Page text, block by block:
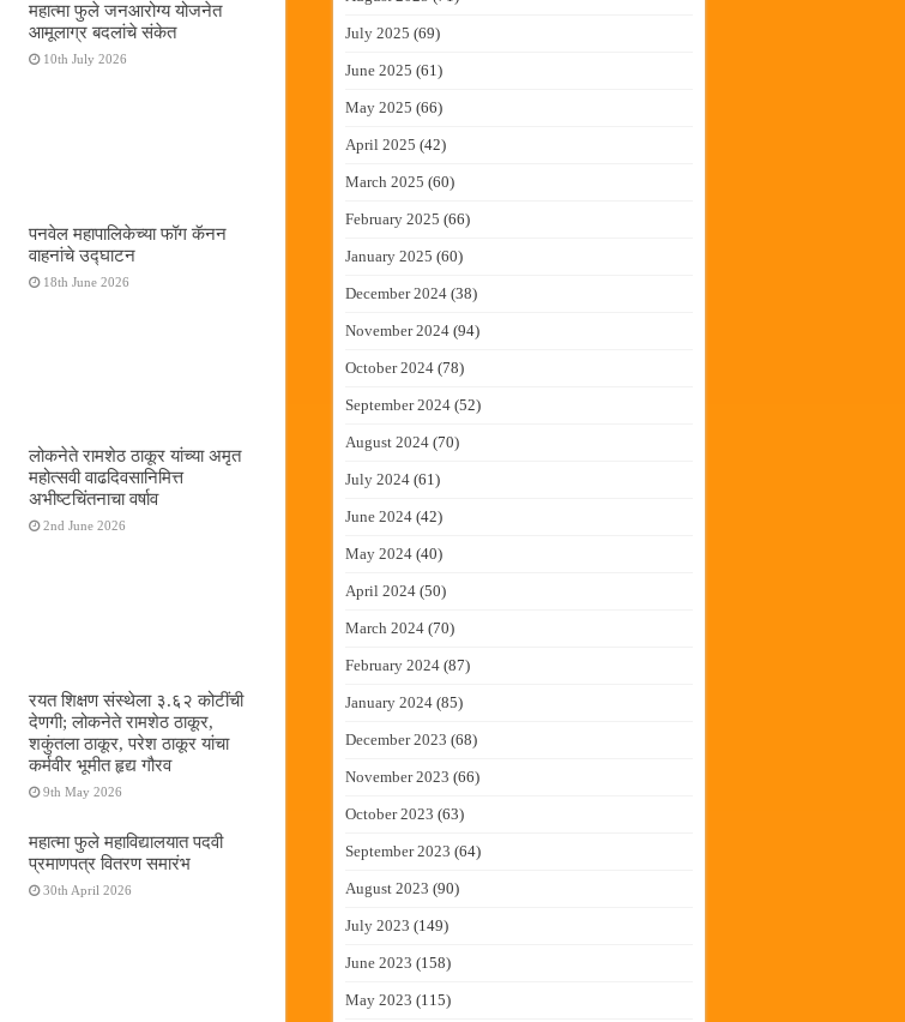
महात्मा फुले जनआरोग्य योजनेत
आमूलाग्र बदलांचे संकेत
10th July 2026
पनवेल महापालिकेच्या फॉग कॅनन
वाहनांचे उद्घाटन
18th June 2026
लोकनेते रामशेठ ठाकूर यांच्या अमृत
महोत्सवी वाढदिवसानिमित्त
अभीष्टचिंतनाचा वर्षाव
2nd June 2026
रयत शिक्षण संस्थेला ३.६२ कोटींची
देणगी; लोकनेते रामशेठ ठाकूर,
शकुंतला ठाकूर, परेश ठाकूर यांचा
कर्मवीर भूमीत हृद्य गौरव
9th May 2026
महात्मा फुले महाविद्यालयात पदवी
प्रमाणपत्र वितरण समारंभ
30th April 2026
July 2025 (69)
June 2025 (61)
May 2025 (66)
April 2025 (42)
March 2025 (60)
February 2025 (66)
January 2025 (60)
December 2024 (38)
November 2024 (94)
October 2024 (78)
September 2024 (52)
August 2024 (70)
July 2024 (61)
June 2024 (42)
May 2024 (40)
April 2024 (50)
March 2024 (70)
February 2024 (87)
January 2024 (85)
December 2023 (68)
November 2023 (66)
October 2023 (63)
September 2023 (64)
August 2023 (90)
July 2023 (149)
June 2023 (158)
May 2023 (115)